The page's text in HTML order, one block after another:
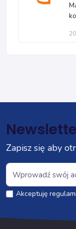
Zapisz się aby
Akceptuję